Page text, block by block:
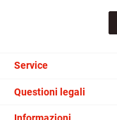
Service
Questioni legali